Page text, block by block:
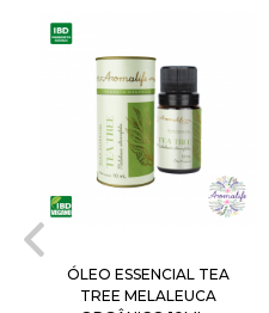
ÓLEO ESSENCIAL TEA
TREE MELALEUCA